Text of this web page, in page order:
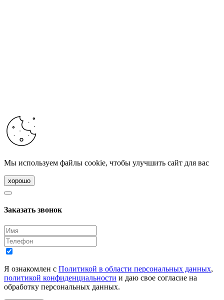
Мы используем файлы cookie, чтобы улучшить сайт для вас
хорошо
Заказать звонок
Я ознакомлен с Политикой в области персональных данных,
политикой конфиденциальности и даю свое согласие на
обработку персональных данных.